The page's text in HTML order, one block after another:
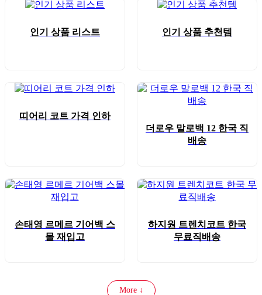
인기 상품 리스트 인기 상품 추천템
띠어리 코트 가격 인하
더로우 말로백 12 한국 직
배송
손태영 르메르 기어백 스
몰 재입고
하지원 트렌치코트 한국
무료직배송
More ↓